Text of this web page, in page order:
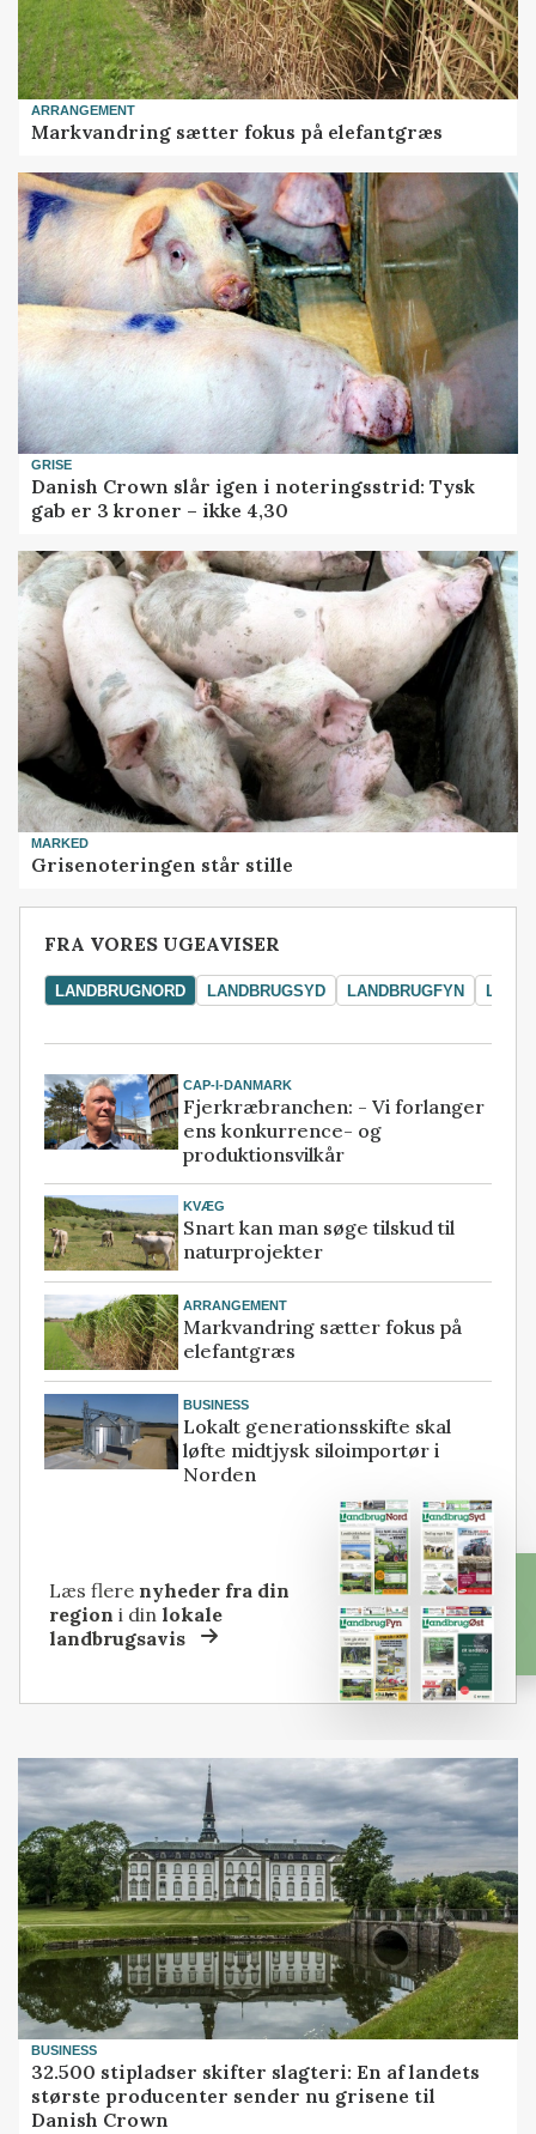
ARRANGEMENT
Markvandring sætter fokus på elefantgræs
GRISE
Danish Crown slår igen i noteringsstrid: Tysk
gab er 3 kroner – ikke 4,30
MARKED
Grisenoteringen står stille
FRA VORES UGEAVISER
LANDBRUGNORD LANDBRUGSYD LANDBRUGFYN
CAP-I-DANMARK
Fjerkræbranchen: - Vi forlanger
ens konkurrence- og
produktionsvilkår
KVÆG
Snart kan man søge tilskud til
naturprojekter
ARRANGEMENT
Markvandring sætter fokus på
elefantgræs
BUSINESS
Lokalt generationsskifte skal
løfte midtjysk siloimportør i
Norden
Læs flere nyheder fra din
region i dinlokale
landbrugsavis
BUSINESS
32.500 stipladser skifter slagteri: En af landets
største producenter sender nu grisene til
Danish Crown